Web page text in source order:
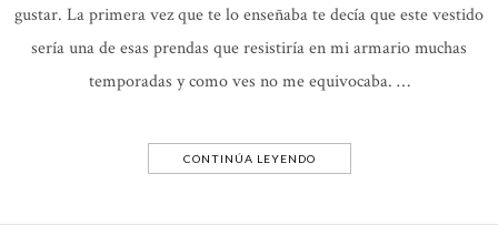
gustar. La primera vez que te lo enseñaba te decía que este vestido
sería una de esas prendas que resistiría en mi armario muchas
temporadas y como ves no me equivocaba. …
CONTINÚA LEYENDO